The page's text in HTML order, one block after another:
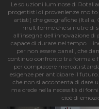
Le soluzioni luminose di
progettisti di provenienze molto
artisti) che geografiche (Italia,
multiforme che si nutre di
all’insegna dell’innovazione
capace di durare nel tempo.
per non essere banali, che
continuo confronto tra forma e
per compiacere mercati
esigenze per anticipare il
che non si accontenta di dare
ma crede nella necessità di
cioè di